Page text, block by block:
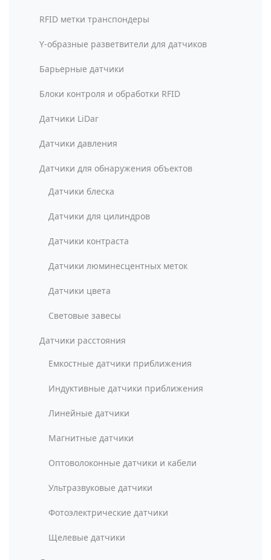
RFID метки транспондеры
Y-образные разветвители для датчиков
Барьерные датчики
Блоки контроля и обработки RFID
Датчики LiDar
Датчики давления
Датчики для обнаружения объектов
Датчики блеска
Датчики для цилиндров
Датчики контраста
Датчики люминесцентных меток
Датчики цвета
Световые завесы
Датчики расстояния
Емкостные датчики приближения
Индуктивные датчики приближения
Линейные датчики
Магнитные датчики
Оптоволоконные датчики и кабели
Ультразвуковые датчики
Фотоэлектрические датчики
Щелевые датчики